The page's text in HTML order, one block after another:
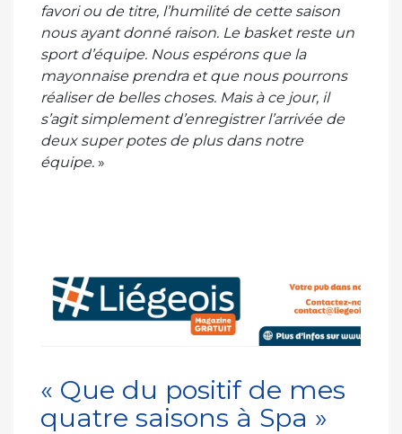
favori ou de titre, l’humilité de cette saison
nous ayant donné raison. Le basket reste un
sport d’équipe. Nous espérons que la
mayonnaise prendra et que nous pourrons
réaliser de belles choses. Mais à ce jour, il
s’agit simplement d’enregistrer l’arrivée de
deux super potes de plus dans notre
équipe. »
« Que du positif de mes
quatre saisons à Spa »